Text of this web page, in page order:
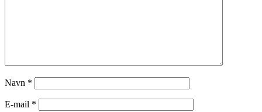
Navn *
E-mail *